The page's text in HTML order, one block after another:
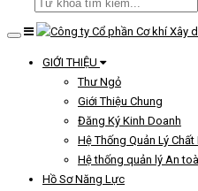
GIỚI THIỆU
Thư Ngỏ
Giới Thiệu Chung
Đăng Ký Kinh Doanh
Hệ Thống Quản Lý
Hệ thống quản lý An
Hồ Sơ Năng Lực